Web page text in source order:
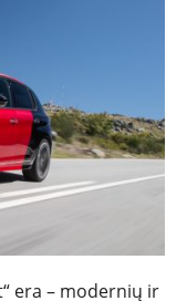
era – modernių ir